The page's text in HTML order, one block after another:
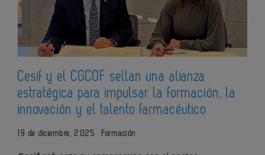
Cesif y el CGCOF sellan una alianza
estratégica para impulsar la formación, la
innovación y el talento farmacéutico
19 de diciembre, 2025 Formación